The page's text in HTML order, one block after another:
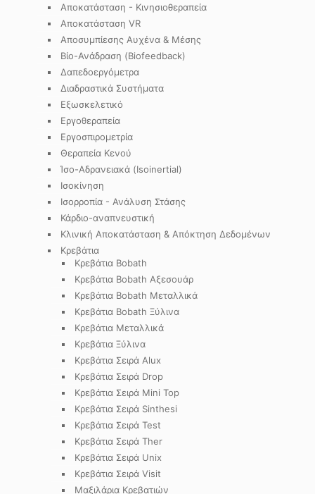
Αποκατάσταση - Κινησιοθεραπεία
Αποκατάσταση VR
Αποσυμπίεσης Αυχένα & Μέσης
Βίο-Ανάδραση (Biofeedback)
Δαπεδοεργόμετρα
Διαδραστικά Συστήματα
Εξωσκελετικό
Εργοθεραπεία
Εργοσπιρομετρία
Θεραπεία Κενού
Ίσο-Αδρανειακά (Isoinertial)
Ισοκίνηση
Ισορροπία - Ανάλυση Στάσης
Κάρδιο-αναπνευστική
Κλινική Αποκατάσταση & Απόκτηση Δεδομένων
Κρεβάτια
Κρεβάτια Bobath
Κρεβάτια Bobath Αξεσουάρ
Κρεβάτια Bobath Μεταλλικά
Κρεβάτια Bobath Ξύλινα
Κρεβάτια Μεταλλικά
Κρεβάτια Ξύλινα
Κρεβάτια Σειρά Alux
Κρεβάτια Σειρά Drop
Κρεβάτια Σειρά Mini Top
Κρεβάτια Σειρά Sinthesi
Κρεβάτια Σειρά Test
Κρεβάτια Σειρά Ther
Κρεβάτια Σειρά Unix
Κρεβάτια Σειρά Visit
Μαξιλάρια Κρεβατιών